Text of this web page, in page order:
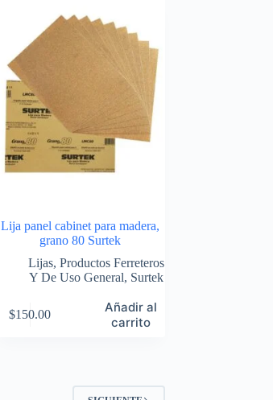
Lija panel cabinet para madera,
grano 80 Surtek
Lijas,Productos Ferreteros
Y De Uso General, Surtek
$150.00
Añadir al
carrito